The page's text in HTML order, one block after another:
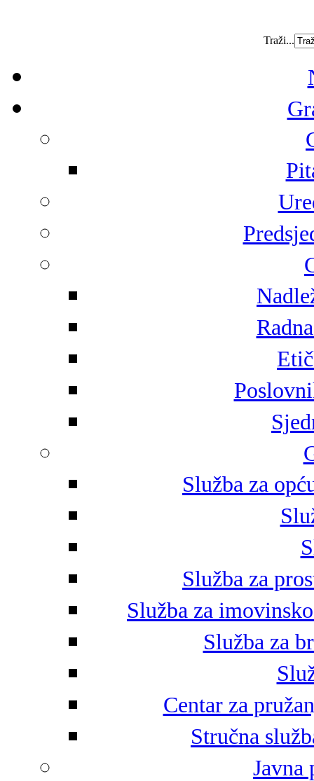
Traži...
Služba za
Služba za
Služba za
Služba za
Centar za
Stručna
Javna